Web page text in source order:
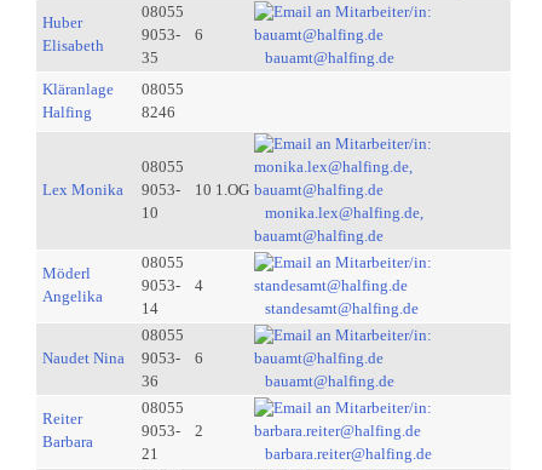
Huber
Elisabeth
08055
9053-
35
6
bauamt@halfing.de
Kläranlage
Halfing
08055
8246
Lex Monika
08055
9053-
10
10 1.OG
monika.lex@halfing.de,
bauamt@halfing.de
Möderl
Angelika
08055
9053-
14
4
standesamt@halfing.de
Naudet Nina
08055
9053-
36
6
bauamt@halfing.de
Reiter
Barbara
08055
9053-
21
2
barbara.reiter@halfing.de